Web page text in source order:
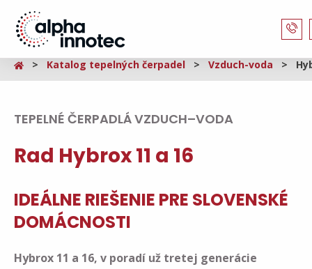
Katalog tepelných čerpadel Vzduch-voda
TEPELNÉ ČERPADLÁ VZDUCH–VODA
Rad Hybrox 11 a 16
IDEÁLNE RIEŠENIE PRE SLOVENSKÉ
DOMÁCNOSTI
Hybrox 11 a 16, v poradí už tretej generácie